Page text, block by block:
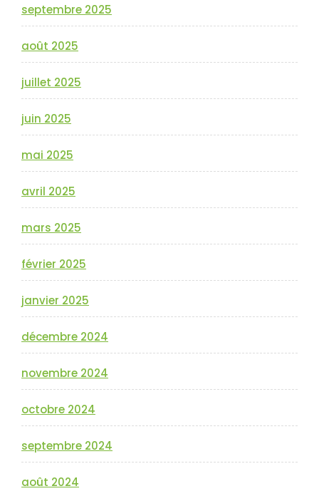
septembre 2025
août 2025
juillet 2025
juin 2025
mai 2025
avril 2025
mars 2025
février 2025
janvier 2025
décembre 2024
novembre 2024
octobre 2024
septembre 2024
août 2024